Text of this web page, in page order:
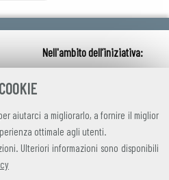
aiutarci a migliorarlo, a fornire il miglior
ottimale agli utenti.
Ulteriori informazioni sono disponibili